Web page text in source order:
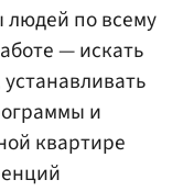
людей по всему
— искать
и
квартире